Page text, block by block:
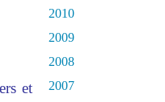
et
2010
2009
2008
2007